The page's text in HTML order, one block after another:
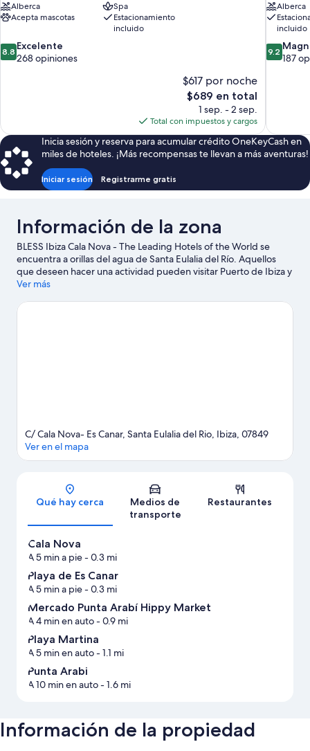
Alberca
Spa
Acepta mascotas
Estacionamiento
incluido
8.8
de
8.8 Excelente
268 opiniones
$617 por noche
El
precio
actual
es
de
$689
$689 en total
1 sep. - 2 sep.
Total con impuestos y cargos
Alberca
incluido
9.2
de
9.2
187
Inicia sesión y reserva para acumular crédito OneKeyCash en
miles de hoteles. ¡Más recompensas te llevan a más aventuras!
Iniciar sesión Registrarme gratis
Información de la zona
BLESS Ibiza Cala Nova - The Leading Hotels of the World se
encuentra a orillas del agua de Santa Eulalia del Río. Aquellos
que deseen hacer una actividad pueden visitar Puerto de Ibiza y
Marina/club náutico Botafoch, mientras que quienes quieran
Figueretas. ¿Quieres asistir a un evento o partido mientras estás
Ver más
Sección del mapa
C/ Cala Nova- Es Canar, Santa Eulalia del Rio, Ibiza, 07849
Ver en el mapa
Qué hay cerca
Medios de
transporte
Restaurantes
Cala Nova
A 5 min a pie- 0.3 mi
Playa de Es Canar
A 5 min a pie- 0.3 mi
Mercado Punta Arabí Hippy Market
A 4 min en auto- 0.9 mi
Playa Martina
A 5 min en auto- 1.1 mi
Punta Arabi
A 10 min en auto- 1.6 mi
Información de la propiedad